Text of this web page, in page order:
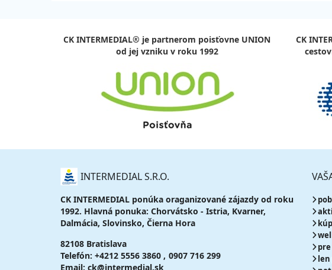
03.10. - 11.10.26
sobota - nedeľa
raňajky
CK INTERMEDIAL® je partnerom poisťovne UNION
od jej vzniku v roku 1992
CK
O
NÁS INTERMEDIAL S.R.O.
CK INTERMEDIAL ponúka oraganizované zájazdy od roku
1992. Hlavná ponuka: Chorvátsko - Istria, Kvarner,
Dalmácia, Slovinsko, Čierna Hora
82108 Bratislava
Telefón: +4212 5556 3860
0907 716 299
Email: ck@intermedial.sk